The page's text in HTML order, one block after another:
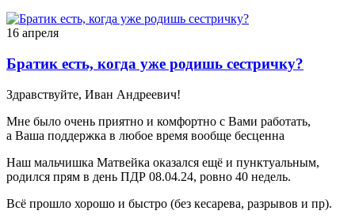
16 апреля
Братик есть, когда уже родишь сестричку?
Здравствуйте, Иван Андреевич!
Мне было очень приятно и комфортно с Вами работать,
а Ваша поддержка в любое время вообще бесценна
Наш мальчишка Матвейка оказался ещё и пунктуальным,
родился прям в день ПДР 08.04.24, ровно 40 недель.
Всё прошло хорошо и быстро (без кесарева, разрывов и пр).